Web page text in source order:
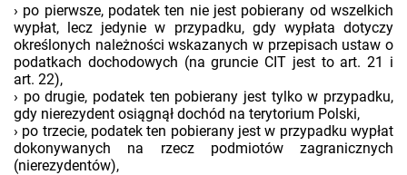
› po pierwsze, podatek ten nie jest pobierany od wszelkich
wypłat, lecz jedynie w przypadku, gdy wypłata dotyczy
określonych należności wskazanych w przepisach ustaw o
podatkach dochodowych (na gruncie CIT jest to art. 21 i
art. 22),
› po drugie, podatek ten pobierany jest tylko w przypadku,
gdy nierezydent osiągnął dochód na terytorium Polski,
› po trzecie, podatek ten pobierany jest w przypadku wypłat
dokonywanych na rzecz podmiotów zagranicznych
(nierezydentów),